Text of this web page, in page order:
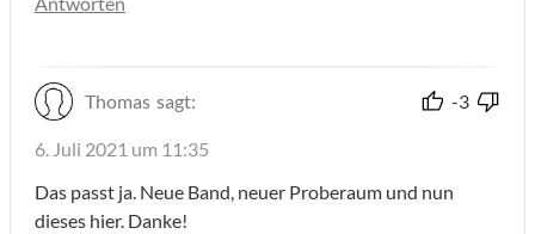
Thomas sagt: -3
6. Juli 2021 um 11:35
Das passt ja. Neue Band, neuer Proberaum und nun
dieses hier. Danke!